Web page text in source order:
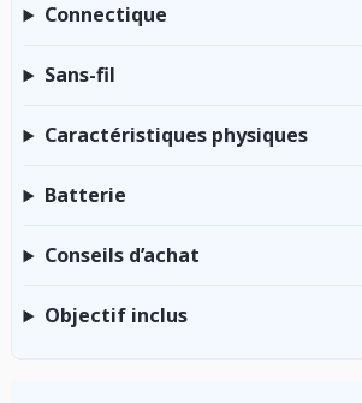
Connectique
Sans-fil
Caractéristiques physiques
Batterie
Conseils d’achat
Objectif inclus